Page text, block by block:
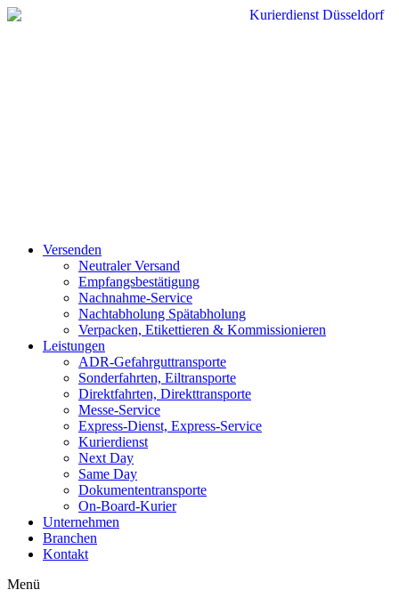
Zum
Versenden
Neutraler Versand
Empfangsbestätigung
Nachnahme-Service
Nachtabholung Spätabholung
Verpacken, Etikettieren & Kommissionieren
Leistungen
ADR-Gefahrguttransporte
Sonderfahrten, Eiltransporte
Direktfahrten, Direkttransporte
Messe-Service
Express-Dienst, Express-Service
Kurierdienst
Next Day
Same Day
Dokumententransporte
On-Board-Kurier
Unternehmen
Branchen
Kontakt
Menü